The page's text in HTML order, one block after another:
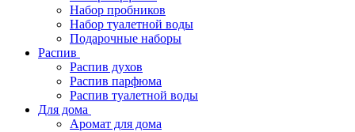
Набор пробников
Набор туалетной воды
Подарочные наборы
Распив
Распив духов
Распив парфюма
Распив туалетной воды
Для дома
Аромат для дома